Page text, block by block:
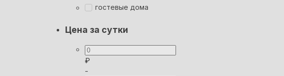
гостевые дома
Цена за сутки
₽
-